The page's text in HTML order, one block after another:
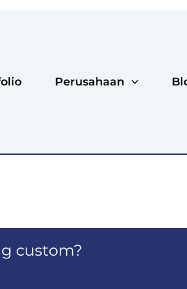
Perusahaan
custom?